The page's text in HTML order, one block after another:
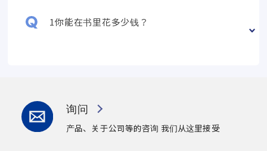
1你能在书里花多少钱？
询问
产品、关于公司等的咨询 我们从这里接受